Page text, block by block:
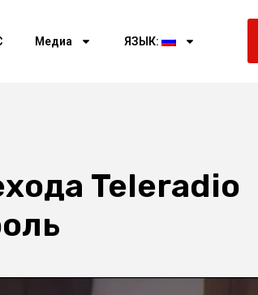
Медиа ЯЗЫК:
Teleradio